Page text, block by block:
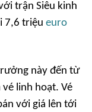
trận Siêu kinh
7,6 triệu euro
này đến từ
linh hoạt. Vé
với giá lên tới